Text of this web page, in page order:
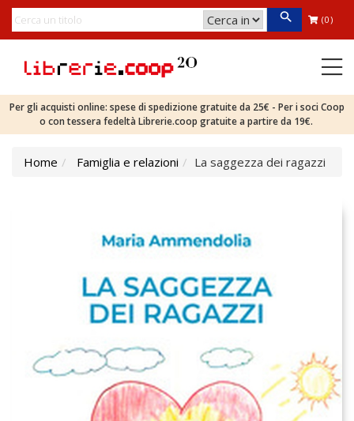
(0)
Per gli acquisti online: spese di spedizione gratuite da 25€ - Per i soci Coop
o con tessera fedeltà Librerie.coop gratuite a partire da 19€.
Home Famiglia e relazioni La saggezza dei ragazzi